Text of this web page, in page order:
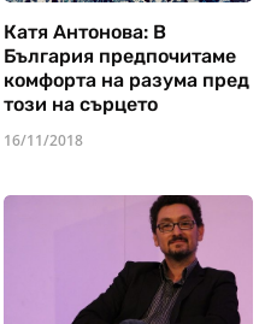
Катя Антонова: В
България предпочитаме
комфорта на разума пред
този на сърцето
16/11/2018